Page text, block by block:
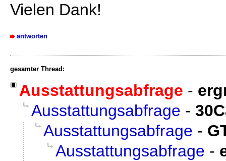
Vielen Dank!
antworten
gesamter Thread:
Ausstattungsabfrage -
Ausstattungsabfrage -
Ausstattungsabfrage -
Ausstattungsabfrage -